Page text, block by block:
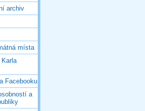
archiv
místa
Karla
Facebooku
a